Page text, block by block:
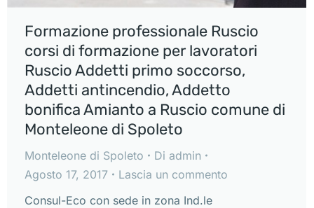
Formazione professionale Ruscio
corsi di formazione per lavoratori
Ruscio Addetti primo soccorso,
Addetti antincendio, Addetto
bonifica Amianto a Ruscio comune di
Monteleone di Spoleto
Monteleone di Spoleto Di admin
Agosto 17, 2017
Lascia un commento
Consul-Eco con sede in zona Ind.le